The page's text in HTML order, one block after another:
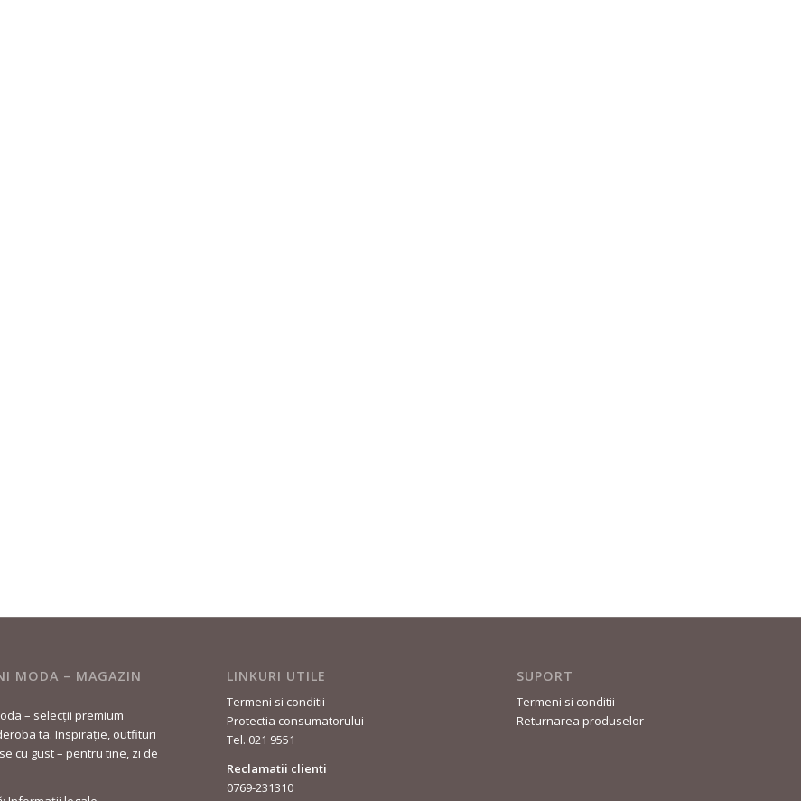
MODA – MAGAZIN
– selecții premium
ta. Inspirație, outfituri
cu gust – pentru tine, zi de
LINKURI UTILE
Termeni si conditii
Protectia consumatorului
Tel. 021 9551
Reclamatii clienti
0769-231310
SUPORT
Termeni si conditii
Returnarea produselor